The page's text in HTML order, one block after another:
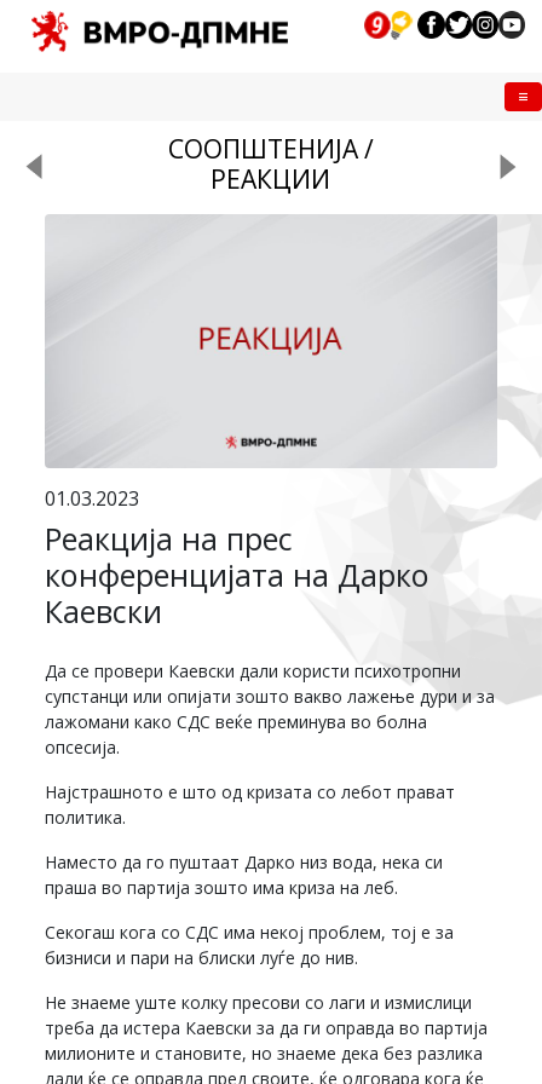
СООПШТЕНИЈА /
РЕАКЦИИ
01.03.2023
Реакција на прес
конференцијата на Дарко
Каевски
Да се провери Каевски дали користи психотропни
супстанци или опијати зошто вакво лажење дури и за
лажомани како СДС веќе преминува во болна
опсесија.
Најстрашното е што од кризата со лебот прават
политика.
Наместо да го пуштаат Дарко низ вода, нека си
праша во партија зошто има криза на леб.
Секогаш кога со СДС има некој проблем, тој е за
бизниси и пари на блиски луѓе до нив.
Не знаеме уште колку пресови со лаги и измислици
треба да истера Каевски за да ги оправда во партија
милионите и становите, но знаеме дека без разлика
дали ќе се оправда пред своите, ќе одговара кога ќе